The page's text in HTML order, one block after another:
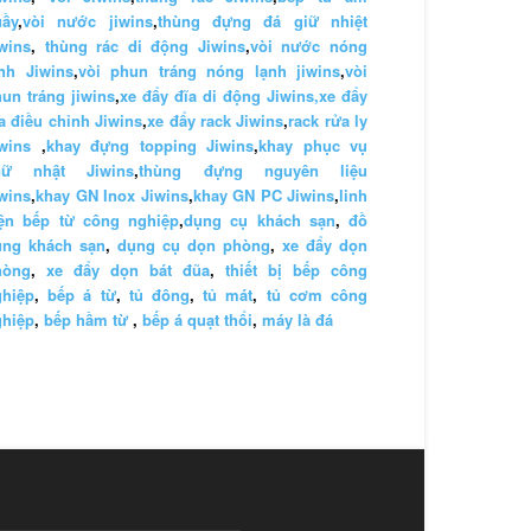
,vòi nước jiwins,thùng đựng đá giữ nhiệt
, thùng rác di động Jiwins,vòi nước nóng
Jiwins,vòi phun tráng nóng lạnh jiwins,vòi
tráng jiwins,xe đẩy đĩa di động Jiwins,xe đẩy
điều chỉnh Jiwins,xe đẩy rack Jiwins,rack rửa ly
,khay đựng topping Jiwins,khay phục vụ
nhật Jiwins,thùng đựng nguyên liệu
,khay GN Inox Jiwins,khay GN PC Jiwins,linh
bếp từ công nghiệp,dụng cụ khách sạn, đồ
khách sạn, dụng cụ dọn phòng, xe đẩy dọn
, xe đẩy dọn bát đũa, thiết bị bếp công
,bếp á từ, tủ đông,tủ mát, tủ cơm công
, bếp hầm từ , bếp á quạt thổi, máy là đá